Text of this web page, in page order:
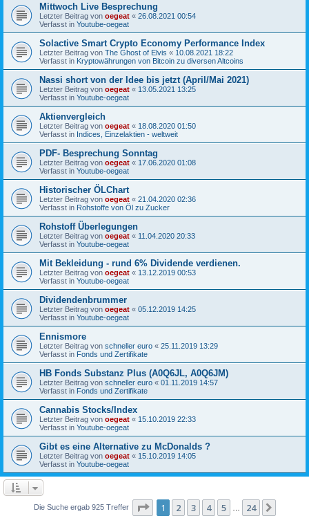
Mittwoch Live Besprechung
Letzter Beitrag von oegeat « 26.08.2021 00:54
Verfasst in Youtube-oegeat
Solactive Smart Crypto Economy Performance Index
Letzter Beitrag von The Ghost of Elvis « 10.08.2021 18:22
Verfasst in Kryptowährungen von Bitcoin zu diversen Altcoins
Nassi short von der Idee bis jetzt (April/Mai 2021)
Letzter Beitrag von oegeat « 13.05.2021 13:25
Verfasst in Youtube-oegeat
Aktienvergleich
Letzter Beitrag von oegeat « 18.08.2020 01:50
Verfasst in Indices, Einzelaktien - weltweit
PDF- Besprechung Sonntag
Letzter Beitrag von oegeat « 17.06.2020 01:08
Verfasst in Youtube-oegeat
Historischer ÖLChart
Letzter Beitrag von oegeat « 21.04.2020 02:36
Verfasst in Rohstoffe von Öl zu Zucker
Rohstoff Überlegungen
Letzter Beitrag von oegeat « 11.04.2020 20:33
Verfasst in Youtube-oegeat
Mit Bekleidung - rund 6% Dividende verdienen.
Letzter Beitrag von oegeat « 13.12.2019 00:53
Verfasst in Youtube-oegeat
Dividendenbrummer
Letzter Beitrag von oegeat « 05.12.2019 14:25
Verfasst in Youtube-oegeat
Ennismore
Letzter Beitrag von schneller euro « 25.11.2019 13:29
Verfasst in Fonds und Zertifikate
HB Fonds Substanz Plus (A0Q6JL, A0Q6JM)
Letzter Beitrag von schneller euro « 01.11.2019 14:57
Verfasst in Fonds und Zertifikate
Cannabis Stocks/Index
Letzter Beitrag von oegeat « 15.10.2019 22:33
Verfasst in Youtube-oegeat
Gibt es eine Alternative zu McDonalds ?
Letzter Beitrag von oegeat « 15.10.2019 14:05
Verfasst in Youtube-oegeat
Die Suche ergab 925 Treffer Seite 1von 24
1 2 3 4 5 24